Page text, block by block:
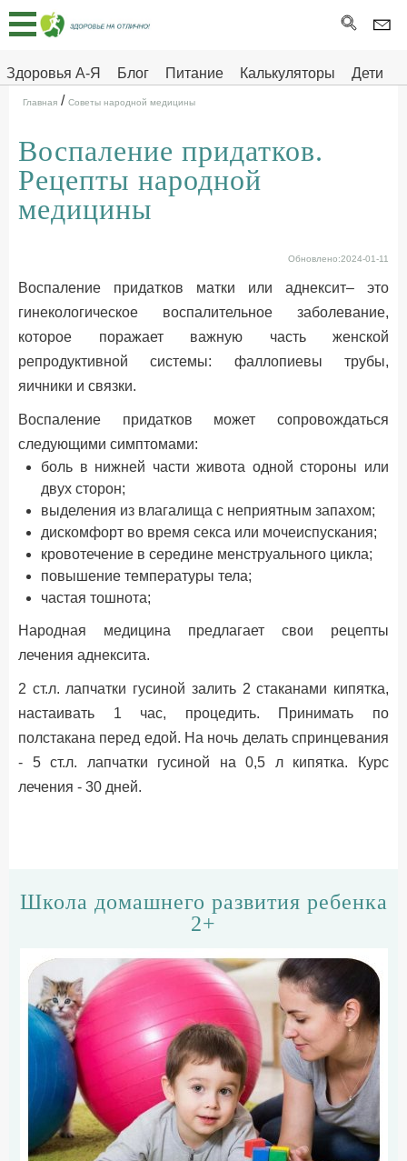
Здоровья А-Я Блог Питание Калькуляторы
Дети
Здоровье на отлично
Главная
Тесты
Про
ДЕТЯМ
Главная / Советы народной медицины
Воспаление придатков.
Рецепты народной
медицины
Обновлено:2024-01-11
Воспаление придатков матки или аднексит– это
гинекологическое воспалительное заболевание,
которое поражает важную часть женской
репродуктивной системы: фаллопиевы трубы,
яичники и связки.
Воспаление придатков может сопровождаться
следующими симптомами:
боль в нижней части живота одной стороны или
двух сторон;
выделения из влагалища с неприятным запахом;
дискомфорт во время секса или мочеиспускания;
кровотечение в середине менструального цикла;
повышение температуры тела;
частая тошнота;
Народная медицина предлагает свои рецепты
лечения аднексита.
2 ст.л. лапчатки гусиной залить 2 стаканами кипятка,
настаивать 1 час, процедить. Принимать по
полстакана перед едой. На ночь делать спринцевания
- 5 ст.л. лапчатки гусиной на 0,5 л кипятка. Курс
лечения - 30 дней.
Школа домашнего развития ребенка
2+